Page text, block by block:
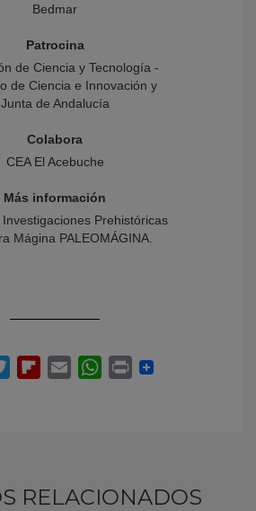
Bedmar
Patrocina
de Ciencia y Tecnología -
de Ciencia e Innovación y
Junta de Andalucía
Colabora
CEA El Acebuche
Más información
Prehistóricas
Mágina PALEOMÁGINA.
RELACIONADOS